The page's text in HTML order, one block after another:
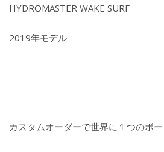
HYDROMASTER WAKE SURF
2019年モデル
カスタムオーダーで世界に１つのボー